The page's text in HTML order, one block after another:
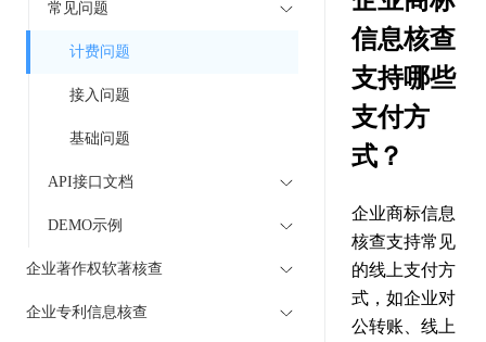
常见问题
计费问题
接入问题
基础问题
API接口文档
DEMO示例
企业著作权软著核查
企业专利信息核查
信息核查
支持哪些
支付方
式？
企业商标信息
核查支持常见
的线上支付方
式，如企业对
公转账、线上